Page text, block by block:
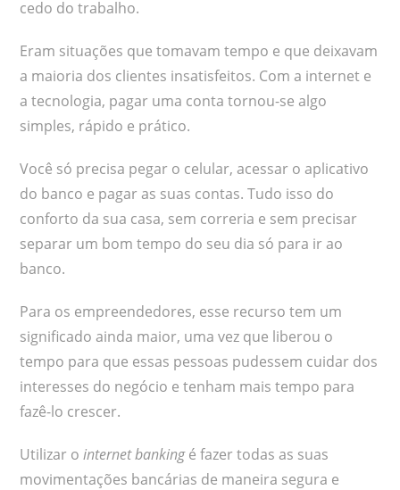
cedo do trabalho.
Eram situações que tomavam tempo e que deixavam
a maioria dos clientes insatisfeitos. Com a internet e
a tecnologia, pagar uma conta tornou-se algo
simples, rápido e prático.
Você só precisa pegar o celular, acessar o aplicativo
do banco e pagar as suas contas. Tudo isso do
conforto da sua casa, sem correria e sem precisar
separar um bom tempo do seu dia só para ir ao
banco.
Para os empreendedores, esse recurso tem um
significado ainda maior, uma vez que liberou o
tempo para que essas pessoas pudessem cuidar dos
interesses do negócio e tenham mais tempo para
fazê-lo crescer.
Utilizar ointernet bankingé fazer todas as suas
movimentações bancárias de maneira segura e